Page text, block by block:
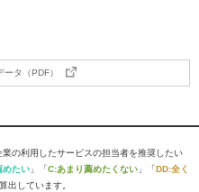
タ（PDF）
の利用したサービスの担当者を推奨したい
めたい 」「C:あまり薦めたくない 」「DD:全く
出しています。